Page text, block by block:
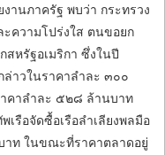
านภาครัฐ พบว่า กระทรวง
ความโปร่งใส ตนขอยก
สหรัฐอเมริกา ซึ่งในปี
าวในราคาลำละ ๓๐๐
คาลำละ ๕๒๘ ล้านบาท
รือจัดซื้อเรือลำเลียงพลมือ
าท ในขณะที่ราคาตลาดอยู่